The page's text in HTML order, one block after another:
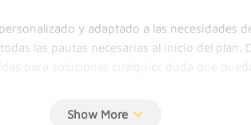
y adaptado a las necesidades
las pautas necesarias al inicio del plan.
para solucionar cualquier duda que